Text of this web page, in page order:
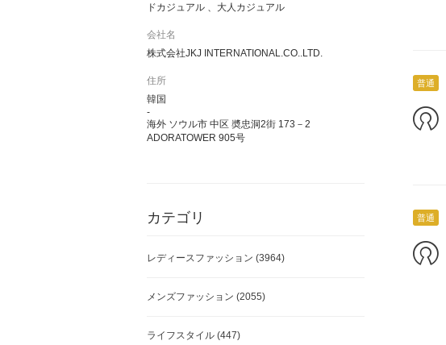
ドカジュアル 、大人カジュアル
会社名
株式会社JKJ INTERNATIONAL.CO..LTD.
住所
韓国
-
海外 ソウル市 中区 奬忠洞2街 173－2
ADORATOWER 905号
カテゴリ
レディースファッション (3964)
メンズファッション (2055)
ライフスタイル (447)
普通
普通